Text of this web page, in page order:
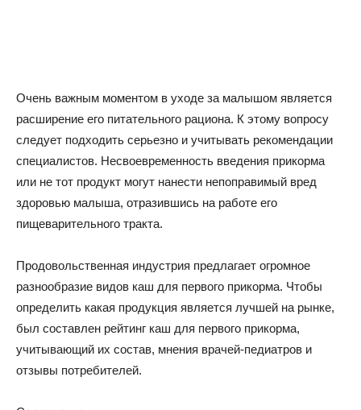
Очень важным моментом в уходе за малышом является
расширение его питательного рациона. К этому вопросу
следует подходить серьезно и учитывать рекомендации
специалистов. Несвоевременность введения прикорма
или не тот продукт могут нанести непоправимый вред
здоровью малыша, отразившись на работе его
пищеварительного тракта.
Продовольственная индустрия предлагает огромное
разнообразие видов каш для первого прикорма. Чтобы
определить какая продукция является лучшей на рынке,
был составлен рейтинг каш для первого прикорма,
учитывающий их состав, мнения врачей-педиатров и
отзывы потребителей.